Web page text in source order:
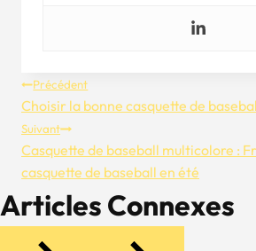
Navigation
De
L’article
Précédent
Choisir la bonne casquette de
Suivant
Casquette de baseball multicolore :
casquette de baseball en été
Articles Connexes